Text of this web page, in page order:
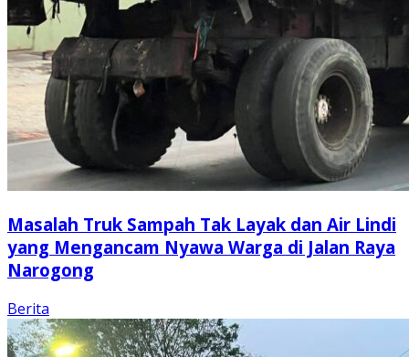
Masalah Truk Sampah Tak Layak dan Air Lindi
yang Mengancam Nyawa Warga di Jalan Raya
Narogong
Berita